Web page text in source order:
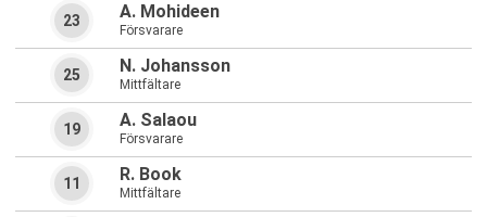
A. Mohideen
Försvarare
23
N. Johansson
Mittfältare
25
A. Salaou
Försvarare
19
R. Book
Mittfältare
11